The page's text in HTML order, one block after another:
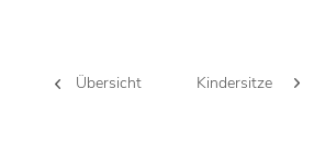
Übersicht Kindersitze